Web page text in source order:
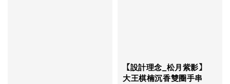
【設計理念_松月紫影】
大王棋楠沉香雙圈手串